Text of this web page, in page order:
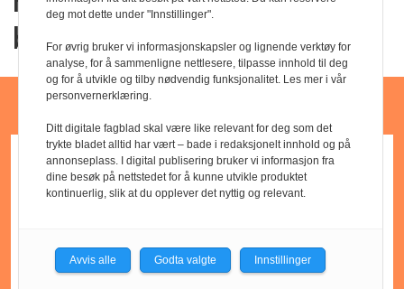
bemanning etter brannen
Barnehagejobber
deg mot dette under "Innstillinger".
For øvrig bruker vi informasjonskapsler og lignende verktøy for
analyse, for å sammenligne nettlesere, tilpasse innhold til deg
og for å utvikle og tilby nødvendig funksjonalitet. Les mer i vår
personvernerklæring.
Ditt digitale fagblad skal være like relevant for deg som det
trykte bladet alltid har vært – bade i redaksjonelt innhold og på
annonseplass. I digital publisering bruker vi informasjon fra
dine besøk på nettstedet for å kunne utvikle produktet
kontinuerlig, slik at du opplever det nyttig og relevant.
Avvis alle Godta valgte Innstillinger